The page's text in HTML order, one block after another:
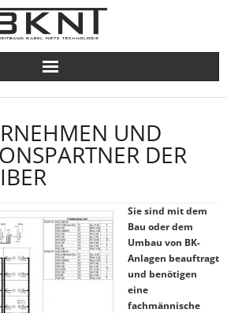
UND
DER
Sie sind mit dem
Bau oder dem
Umbau von BK-
Anlagen beauftragt
und benötigen
eine
fachmännische